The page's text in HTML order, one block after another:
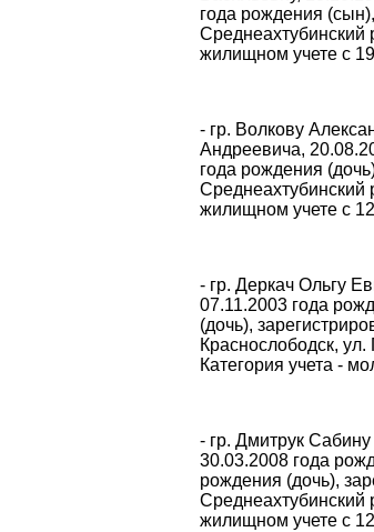
года рождения
Среднеахтубинский
жилищном учете с
- гр. Волкову
Андреевича,
года рождения
Среднеахтубинский
жилищном учете с
- гр. Деркач Ольгу
07.11.2003 года
(дочь),
Краснослободск,
Категория учета -
- гр. Дмитрук
30.03.2008 года
рождения (дочь),
Среднеахтубинский
жилищном учете с